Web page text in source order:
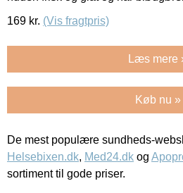
169 kr. (Vis fragtpris)
Læs mere
Køb nu »
De mest populære sundheds-
Helsebixen.dk, Med24.dk og
sortiment til gode priser.